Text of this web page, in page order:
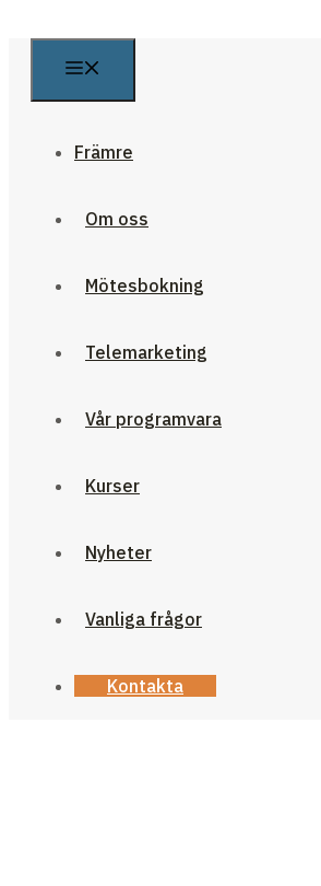
Främre
Om oss
Mötesbokning
Telemarketing
Vår programvara
Kurser
Nyheter
Vanliga frågor
Kontakta